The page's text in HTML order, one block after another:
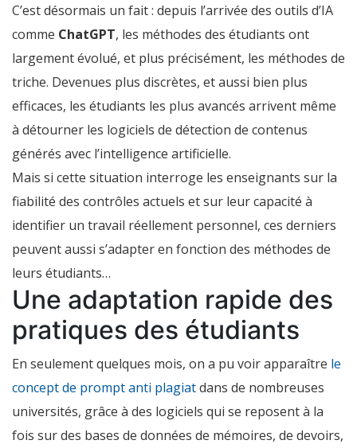
étudiants
les
anti-
à
l’université
?
C’est désormais un fait : depuis l’arrivée des outils d’IA
comme ChatGPT, les méthodes des étudiants ont
largement évolué, et plus précisément, les méthodes de
triche. Devenues plus discrètes, et aussi bien plus
efficaces, les étudiants les plus avancés arrivent même
à détourner les logiciels de détection de contenus
générés avec l’intelligence artificielle.
Mais si cette situation interroge les enseignants sur la
fiabilité des contrôles actuels et sur leur capacité à
identifier un travail réellement personnel, ces derniers
peuvent aussi s’adapter en fonction des méthodes de
leurs étudiants…
Une adaptation rapide des
pratiques des étudiants
En seulement quelques mois, on a pu voir apparaître le
concept de prompt anti plagiatdans de nombreuses
universités, grâce à des logiciels qui se reposent à la
fois sur des bases de données de mémoires, de devoirs,